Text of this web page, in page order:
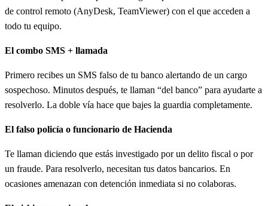
de control remoto (AnyDesk, TeamViewer) con el que acceden a
todo tu equipo.
El combo SMS + llamada
Primero recibes un SMS falso de tu banco alertando de un cargo
sospechoso. Minutos después, te llaman “del banco” para ayudarte a
resolverlo. La doble vía hace que bajes la guardia completamente.
El falso policía o funcionario de Hacienda
Te llaman diciendo que estás investigado por un delito fiscal o por
un fraude. Para resolverlo, necesitan tus datos bancarios. En
ocasiones amenazan con detención inmediata si no colaboras.